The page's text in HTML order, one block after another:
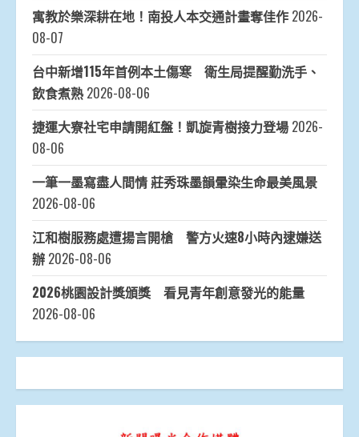
寓教於樂深耕在地！南投人本交通計畫奪佳作 2026-
08-07
台中新增115年首例本土傷寒 衛生局提醒勤洗手、
飲食煮熟 2026-08-06
捷運大寮社宅申請開紅盤！凱旋青樹接力登場 2026-
08-06
一筆一墨寫盡人間情 莊秀珠墨韻暈染生命最美風景
2026-08-06
江和樹服務處遭揚言開槍 警方火速8小時內逮嫌送
辦 2026-08-06
2026桃園設計獎頒獎 看見青年創意發光的能量
2026-08-06